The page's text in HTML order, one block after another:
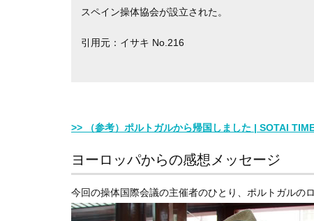
スペイン操体協会が設立された。
引用元：イサキ No.216
>> （参考）ポルトガルから帰国しました | SOTAI
ヨーロッパからの感想メッセージ
今回の操体国際会議の主催者のひとり、ポルトガルの